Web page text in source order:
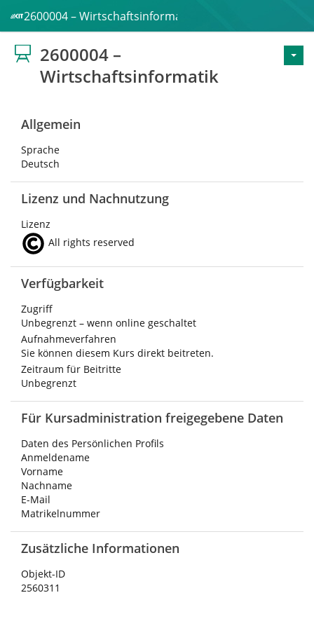
2600004 – Wirtschaftsinformatik
2600004 –
Wirtschaftsinformatik
Allgemein
Sprache
Deutsch
Lizenz und Nachnutzung
Lizenz
All rights reserved
Verfügbarkeit
Zugriff
Unbegrenzt – wenn online geschaltet
Aufnahmeverfahren
Sie können diesem Kurs direkt beitreten.
Zeitraum für Beitritte
Unbegrenzt
Für Kursadministration freigegebene Daten
Daten des Persönlichen Profils
Anmeldename
Vorname
Nachname
E-Mail
Matrikelnummer
Zusätzliche Informationen
Objekt-ID
2560311